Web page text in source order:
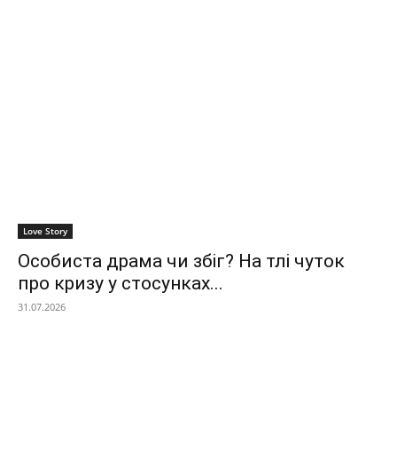
Love Story
Особиста драма чи збіг? На тлі чуток
про кризу у стосунках...
31.07.2026